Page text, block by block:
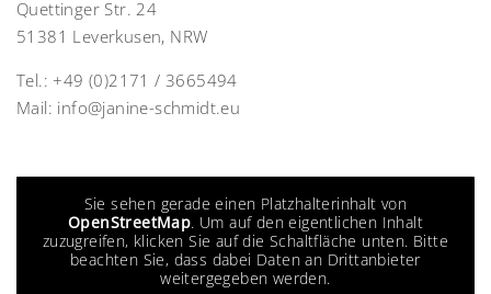
Quettinger Str. 24
51381 Leverkusen, NRW
Tel.:+49 (0)2171 / 3665494
Mail: info@janine-schmidt.eu
Sie sehen gerade einen Platzhalterinhalt von
OpenStreetMap. Um auf den eigentlichen Inhalt
zuzugreifen, klicken Sie auf die Schaltfläche unten. Bitte
beachten Sie, dass dabei Daten an Drittanbieter
weitergegeben werden.